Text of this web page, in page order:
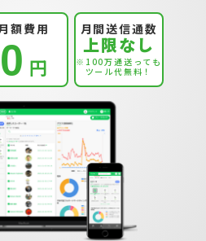
額費用
0 円
月間送信通数
上限なし
※100万通送っても
ツール代無料！